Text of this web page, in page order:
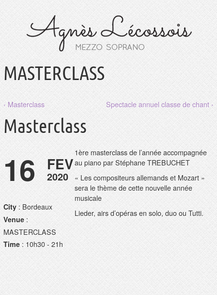
MASTERCLASS
‹ Masterclass Spectacle annuel classe de chant ›
Masterclass
16 FEV
2020
City: Bordeaux
Venue:
MASTERCLASS
Time: 10h30 - 21h
1ère masterclass de l’année accompagnée
au piano par Stéphane TREBUCHET
« Les compositeurs allemands et Mozart »
sera le thème de cette nouvelle année
musicale
Lieder, airs d’opéras en solo, duo ou Tutti.